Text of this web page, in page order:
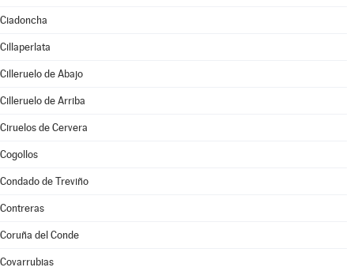
Ciadoncha
Cillaperlata
Cilleruelo de Abajo
Cilleruelo de Arriba
Ciruelos de Cervera
Cogollos
Condado de Treviño
Contreras
Coruña del Conde
Covarrubias